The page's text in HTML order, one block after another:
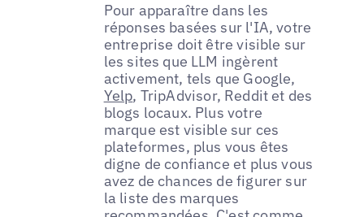
Pour apparaître dans les
réponses basées sur l'IA, votre
entreprise doit être visible sur
les sites que LLM ingèrent
activement, tels que Google,
Yelp, TripAdvisor, Reddit et des
blogs locaux. Plus votre
marque est visible sur ces
plateformes, plus vous êtes
digne de confiance et plus vous
avez de chances de figurer sur
la liste des marques